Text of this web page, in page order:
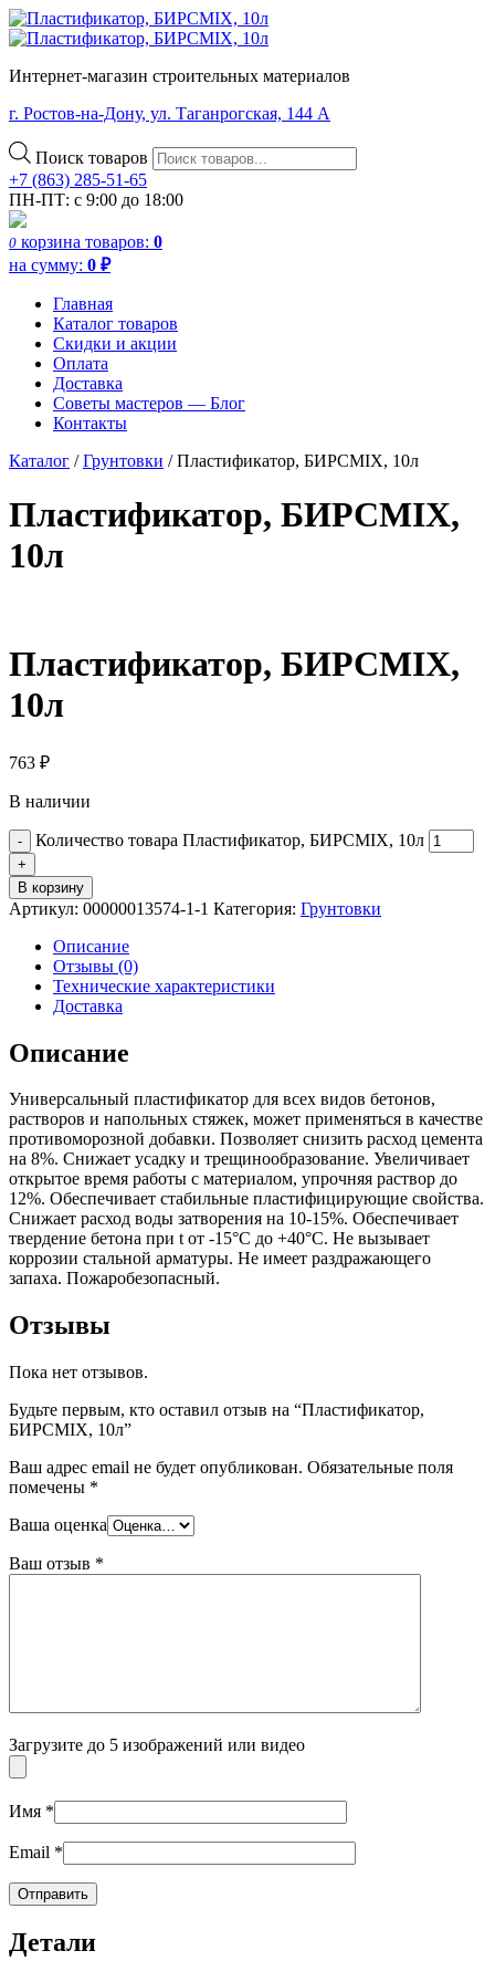
Интернет-магазин строительных материалов
г. Ростов-на-Дону, ул. Таганрогская, 144 А
Поиск товаров
+7 (863) 285-51-65
ПН-ПТ: с 9:00 до 18:00
0 корзина товаров: 0
на сумму: 0 ₽
Главная
Каталог товаров
Скидки и акции
Оплата
Доставка
Советы мастеров — Блог
Контакты
Каталог /Грунтовки / Пластификатор, БИРСMIX, 10л
Пластификатор, БИРСMIX,
10л
Пластификатор, БИРСMIX,
10л
763 ₽
В наличии
Количество товара Пластификатор, БИРСMIX, 10л
В корзину
Артикул: 00000013574-1-1 Категория: Грунтовки
Описание
Отзывы (0)
Технические характеристики
Доставка
Описание
Универсальный пластификатор для всех видов бетонов,
растворов и напольных стяжек, может применяться в качестве
противоморозной добавки. Позволяет снизить расход цемента
на 8%. Снижает усадку и трещинообразование. Увеличивает
открытое время работы с материалом, упрочняя раствор до
12%. Обеспечивает стабильные пластифицирующие свойства.
Снижает расход воды затворения на 10-15%. Обеспечивает
твердение бетона при t от -15°С до +40°С. Не вызывает
коррозии стальной арматуры. Не имеет раздражающего
запаха. Пожаробезопасный.
Отзывы
Пока нет отзывов.
Будьте первым, кто оставил отзыв на “Пластификатор,
БИРСMIX, 10л”
Ваш адрес email не будет опубликован. Обязательные поля
помечены *
Ваша оценка
Ваш отзыв *
Загрузите до 5 изображений или видео
Имя *
Email *
Детали